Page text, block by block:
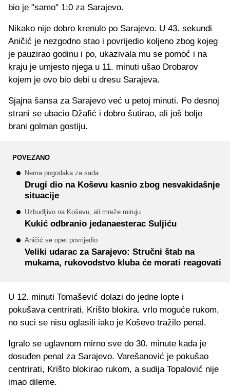
bio je "samo" 1:0 za Sarajevo.
Nikako nije dobro krenulo po Sarajevo. U 43. sekundi
Aničić je nezgodno stao i povrijedio koljeno zbog kojeg
je pauzirao godinu i po, ukazivala mu se pomoć i na
kraju je umjesto njega u 11. minuti ušao Drobarov
kojem je ovo bio debi u dresu Sarajeva.
Sjajna šansa za Sarajevo već u petoj minuti. Po desnoj
strani se ubacio Džafić i dobro šutirao, ali još bolje
brani golman gostiju.
POVEZANO
Nema pogodaka za sada
Drugi dio na Koševu kasnio zbog nesvakidašnje
situacije
Uzbudljivo na Koševu, ali mreže miruju
Kukić odbranio jedanaesterac Suljiću
Aničić se opet povrijedio
Veliki udarac za Sarajevo: Stručni štab na
mukama, rukovodstvo kluba će morati reagovati
U 12. minuti Tomašević dolazi do jedne lopte i
pokušava centrirati, Krišto blokira, vrlo moguće rukom,
no suci se nisu oglasili iako je Koševo tražilo penal.
Igralo se uglavnom mirno sve do 30. minute kada je
dosuđen penal za Sarajevo. Varešanović je pokušao
centrirati, Krišto blokirao rukom, a sudija Topalović nije
imao dileme.